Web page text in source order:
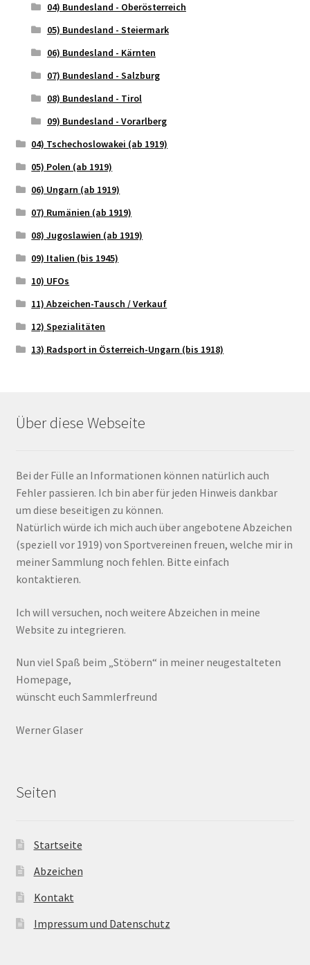
04) Bundesland - Oberösterreich
05) Bundesland - Steiermark
06) Bundesland - Kärnten
07) Bundesland - Salzburg
08) Bundesland - Tirol
09) Bundesland - Vorarlberg
04) Tschechoslowakei (ab 1919)
05) Polen (ab 1919)
06) Ungarn (ab 1919)
07) Rumänien (ab 1919)
08) Jugoslawien (ab 1919)
09) Italien (bis 1945)
10) UFOs
11) Abzeichen-Tausch / Verkauf
12) Spezialitäten
13) Radsport in Österreich-Ungarn (bis 1918)
Über diese Webseite
Bei der Fülle an Informationen können natürlich auch
Fehler passieren. Ich bin aber für jeden Hinweis dankbar
um diese beseitigen zu können.
Natürlich würde ich mich auch über angebotene Abzeichen
(speziell vor 1919) von Sportvereinen freuen, welche mir in
meiner Sammlung noch fehlen. Bitte einfach
kontaktieren.
Ich will versuchen, noch weitere Abzeichen in meine
Website zu integrieren.
Nun viel Spaß beim „Stöbern“ in meiner neugestalteten
Homepage,
wünscht euch Sammlerfreund
Werner Glaser
Seiten
Startseite
Abzeichen
Kontakt
Impressum und Datenschutz